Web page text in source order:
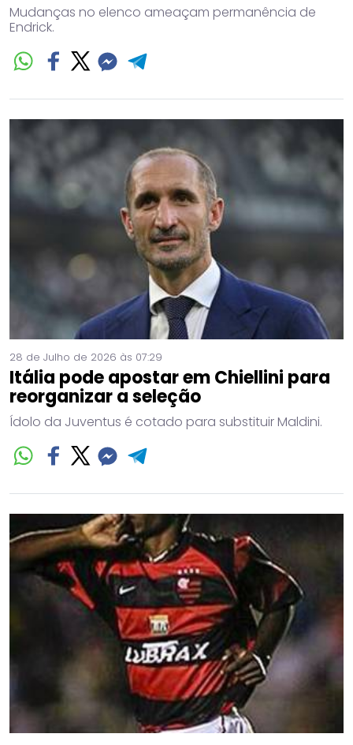
Mudanças no elenco ameaçam permanência de
Endrick.
28 de Julho de 2026 às 07:29
Itália pode apostar em Chiellini para
reorganizar a seleção
Ídolo da Juventus é cotado para substituir Maldini.